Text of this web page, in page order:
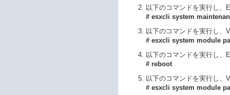
以下のコマンドを実行し、
# esxcli system
以下のコマンドを実行し、
# esxcli system module
以下のコマンドを実行し、
# reboot
以下のコマンドを実行し、
# esxcli system module